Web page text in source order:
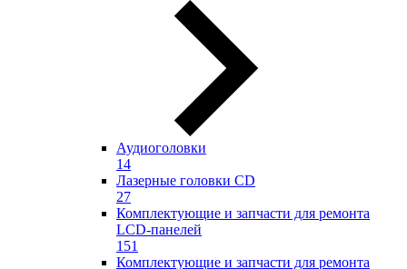
Аудиоголовки
14
Лазерные головки CD
27
Комплектующие и запчасти для ремонта
LCD-панелей
151
Комплектующие и запчасти для ремонта